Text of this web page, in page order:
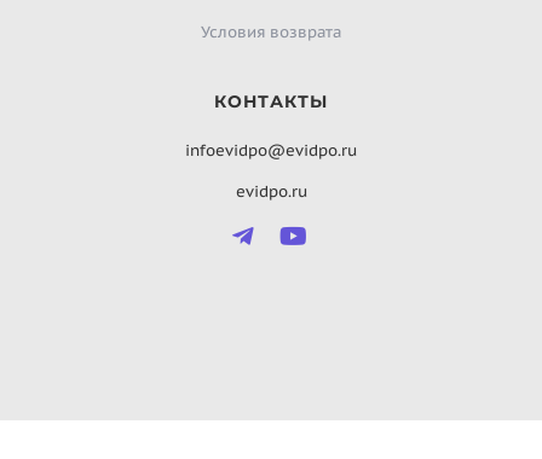
Условия возврата
КОНТАКТЫ
infoevidpo@evidpo.ru
evidpo.ru